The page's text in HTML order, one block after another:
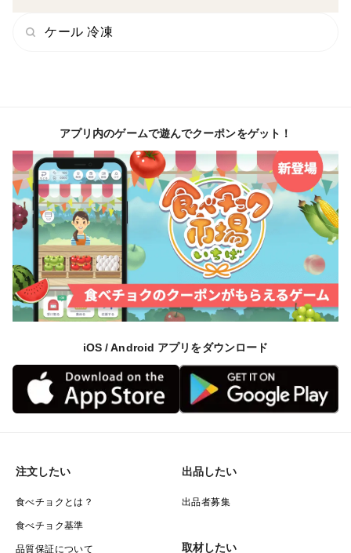
ケール 冷凍
アプリ内のゲームで遊んでクーポンをゲット！
iOS / Android アプリをダウンロード
注文したい
食べチョクとは？
食べチョク基準
品質保証について
出品したい
出品者募集
取材したい